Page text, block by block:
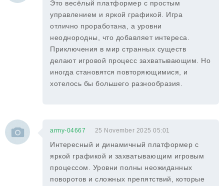
Это весёлый платформер с простым
управлением и яркой графикой. Игра
отлично проработана, а уровни
неоднородны, что добавляет интереса.
Приключения в мир странных существ
делают игровой процесс захватывающим. Но
иногда становятся повторяющимися, и
хотелось бы большего разнообразия.
army-04667 25 November 2025 05:01
Интересный и динамичный платформер с
яркой графикой и захватывающим игровым
процессом. Уровни полны неожиданных
поворотов и сложных препятствий, которые